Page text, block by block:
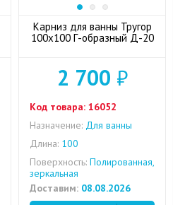
Карниз для ванны Тругор
100x100 Г-образный Д-20
2 700 ₽
Код товара: 16052
Назначение: Для ванны
Длина: 100
Поверхность: Полированная,
зеркальная
Доставим: 08.08.2026